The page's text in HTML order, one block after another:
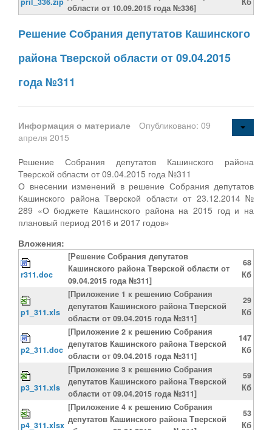
области от 10.09.2015 года №336]
Решение Собрания депутатов Кашинского
района Тверской области от 09.04.2015
года №311
Информация о материале
Опубликовано: 09
апреля 2015
Решение Собрания депутатов Кашинского района
Тверской области от 09.04.2015 года №311
О внесении изменений в решение Собрания депутатов
Кашинского района Тверской области от 23.12.2014 №
289 «О бюджете Кашинского района на 2015 год и на
плановый период 2016 и 2017 годов»
Вложения:
r311.doc
[Решение Собрания депутатов
Кашинского района Тверской области от
09.04.2015 года №311]
68
Кб
p1_311.xls
[Приложение 1 к решению Собрания
депутатов Кашинского района Тверской
области от 09.04.2015 года №311]
29
Кб
p2_311.doc
[Приложение 2 к решению Собрания
депутатов Кашинского района Тверской
области от 09.04.2015 года №311]
147
Кб
p3_311.xls
[Приложение 3 к решению Собрания
депутатов Кашинского района Тверской
области от 09.04.2015 года №311]
59
Кб
p4_311.xlsx
[Приложение 4 к решению Собрания
депутатов Кашинского района Тверской
53
Кб